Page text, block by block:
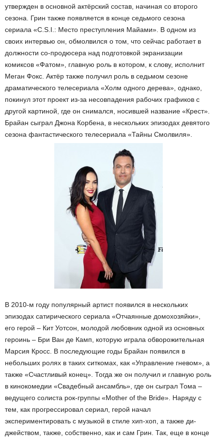
утвержден в основной актёрский состав, начиная со второго
сезона. Грин также появляется в конце седьмого сезона
сериала «C.S.I.: Место преступления Майами». В одном из
своих интервью он, обмолвился о том, что сейчас работает в
должности со-продюсера над подготовкой экранизации
комиксов «Фатом», главную роль в котором, к слову, исполнит
Меган Фокс. Актёр также получил роль в седьмом сезоне
драматического телесериала «Холм одного дерева», однако,
покинул этот проект из-за несовпадения рабочих графиков с
другой картиной, где он снимался, носившей название «Крест».
Брайан сыграл Джона Корбена, в нескольких эпизодах девятого
сезона фантастического телесериала «Тайны Смолвиля».
В 2010-м году популярный артист появился в нескольких
эпизодах сатирического сериала «Отчаянные домохозяйки»,
его герой – Кит Уотсон, молодой любовник одной из основных
героинь – Бри Ван де Камп, которую играла обворожительная
Марсия Кросс. В последующие годы Брайан появился в
небольших ролях в таких ситкомах, как «Управление гневом», а
также «Счастливый конец». Тогда же он получил и главную роль
в кинокомедии «Свадебный ансамбль», где он сыграл Тома –
ведущего солиста рок-группы «Mother of the Bride». Наряду с
тем, как прогрессировал сериал, герой начал
экспериментировать с музыкой в стиле хип-хоп, а также ди-
джейством, также, собственно, как и сам Грин. Так, еще в конце